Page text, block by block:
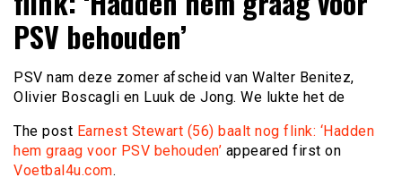
PSV behouden’
PSV nam deze zomer afscheid van Walter Benitez,
Olivier Boscagli en Luuk de Jong. We lukte het de
The post Earnest Stewart (56) baalt nog flink: ‘Hadden
hem graag voor PSV behouden’ appeared first on
Voetbal4u.com.